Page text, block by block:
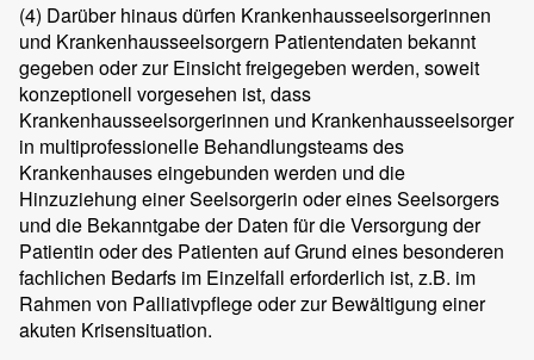
(4) Darüber hinaus dürfen Krankenhausseelsorgerinnen
und Krankenhausseelsorgern Patientendaten bekannt
gegeben oder zur Einsicht freigegeben werden, soweit
konzeptionell vorgesehen ist, dass
Krankenhausseelsorgerinnen und Krankenhausseelsorger
in multiprofessionelle Behandlungsteams des
Krankenhauses eingebunden werden und die
Hinzuziehung einer Seelsorgerin oder eines Seelsorgers
und die Bekanntgabe der Daten für die Versorgung der
Patientin oder des Patienten auf Grund eines besonderen
fachlichen Bedarfs im Einzelfall erforderlich ist, z.B. im
Rahmen von Palliativpflege oder zur Bewältigung einer
akuten Krisensituation.